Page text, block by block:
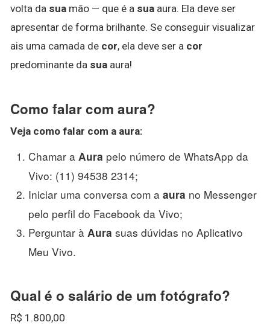
volta da sua mão — que é a sua aura. Ela deve ser
apresentar de forma brilhante. Se conseguir visualizar
ais uma camada de cor, ela deve ser a cor
predominante da sua aura!
Como falar com aura?
Veja como falar com a aura:
Chamar a Aura pelo número de WhatsApp da
Vivo: (11) 94538 2314;
Iniciar uma conversa com a aura no Messenger
pelo perfil do Facebook da Vivo;
Perguntar à Aura suas dúvidas no Aplicativo
Meu Vivo.
Qual é o salário de um fotógrafo?
R$ 1.800,00